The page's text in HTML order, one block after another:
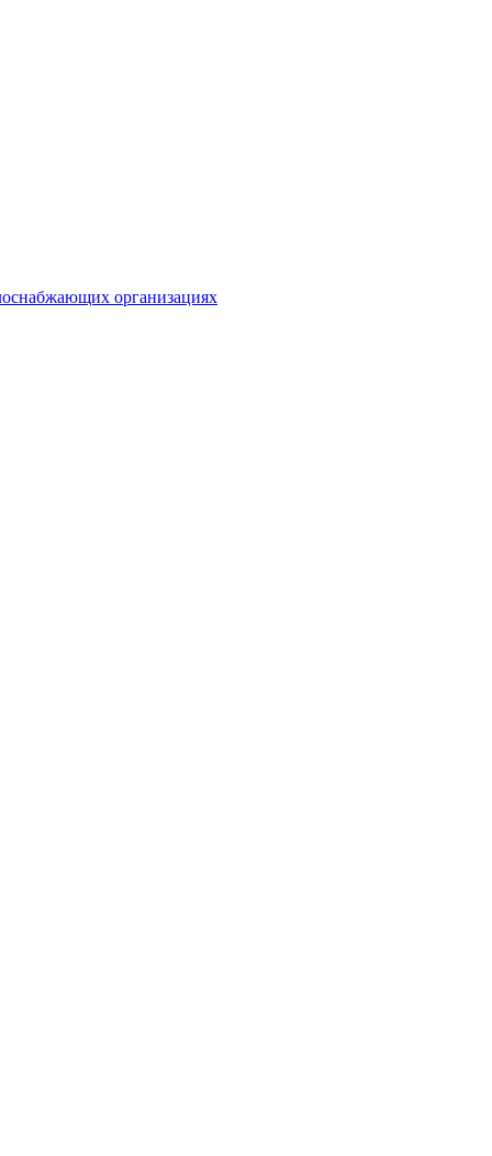
организациях